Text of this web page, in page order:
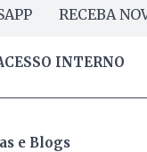
RECEBA
INTERNO
e Blogs